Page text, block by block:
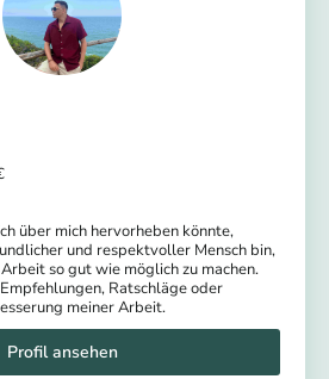
über mich hervorheben könnte,
und respektvoller Mensch bin,
so gut wie möglich zu machen.
Ratschläge oder
meiner Arbeit.